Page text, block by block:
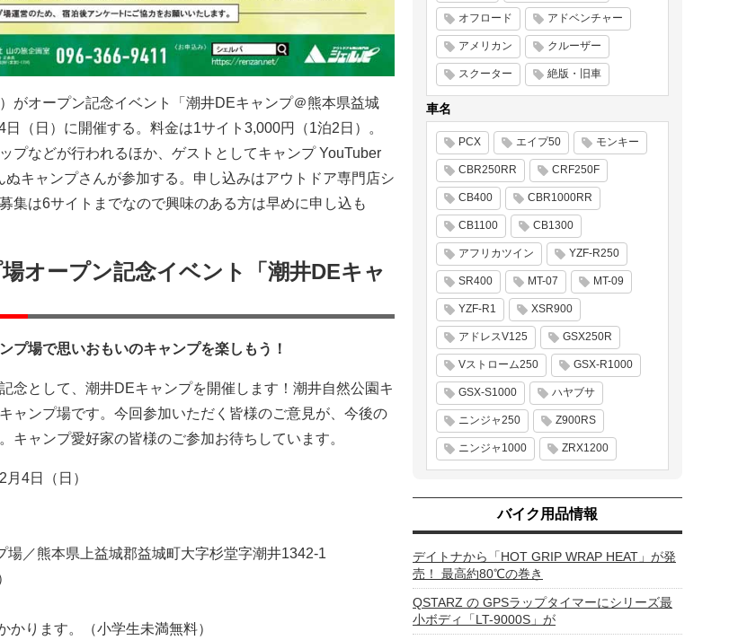
がオープン記念イベント「潮井DEキャンプ＠熊本県益城
（日）に開催する。料金は1サイト3,000円（1泊2日）。
プなどが行われるほか、ゲストとしてキャンプ YouTuber
キャンプさんが参加する。申し込みはアウトドア専門店シ
集は6サイトまでなので興味のある方は早めに申し込も
オープン記念イベント「潮井DEキャ
プ場で思いおもいのキャンプを楽しもう！
念として、潮井DEキャンプを開催します！潮井自然公園キ
ャンプ場です。今回参加いただく皆様のご意見が、今後の
キャンプ愛好家の皆様のご参加お待ちしています。
4日（日）
場／熊本県上益城郡益城町大字杉堂字潮井1342-1
ります。（小学生未満無料）
オフロード アドベンチャー
アメリカン クルーザー
スクーター 絶版・旧車
車名
PCX エイプ50 モンキー
CBR250RR CRF250F
CB400 CBR1000RR
CB1100 CB1300
アフリカツイン YZF-R250
SR400 MT-07 MT-09
YZF-R1 XSR900
アドレスV125 GSX250R
Vストローム250 GSX-R1000
GSX-S1000 ハヤブサ
ニンジャ250 Z900RS
ニンジャ1000 ZRX1200
バイク用品情報
デイトナから「HOT GRIP WRAP HEAT」が発
売！ 最高約80℃の巻き
QSTARZ の GPSラップタイマーにシリーズ最
小ボディ「LT-9000S」が